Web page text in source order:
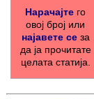
Нарачајте го
овој број или
најавете сеза
да ја прочитате
целата статија.